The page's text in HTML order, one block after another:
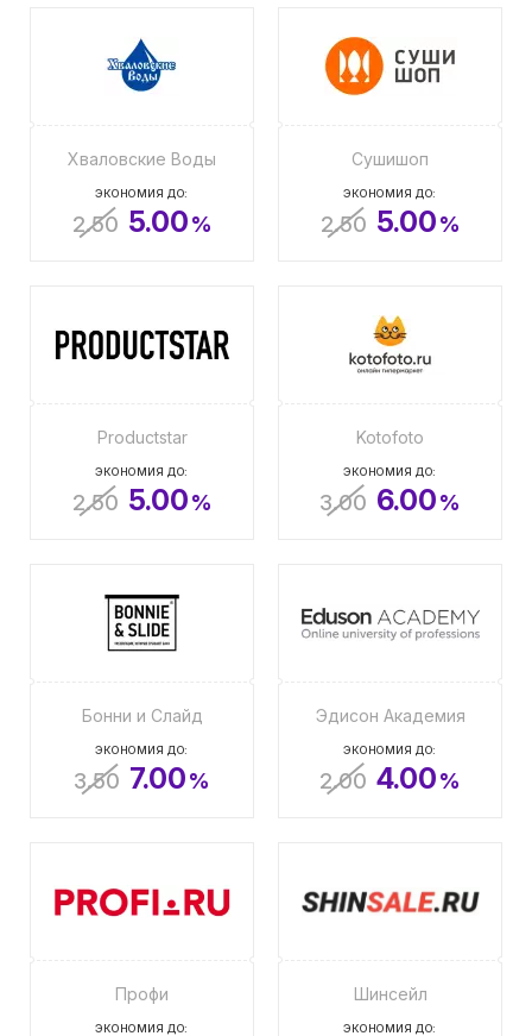
Хваловские Воды
ЭКОНОМИЯ ДО:
2.50 5.00%
Сушишоп
ЭКОНОМИЯ ДО:
2.50 5.00%
Productstar
ЭКОНОМИЯ ДО:
2.50 5.00%
Kotofoto
ЭКОНОМИЯ ДО:
3.00 6.00%
Бонни и Слайд
ЭКОНОМИЯ ДО:
3.50 7.00%
Эдисон Академия
ЭКОНОМИЯ ДО:
2.00 4.00%
Профи
ЭКОНОМИЯ ДО:
Шинсейл
ЭКОНОМИЯ ДО: